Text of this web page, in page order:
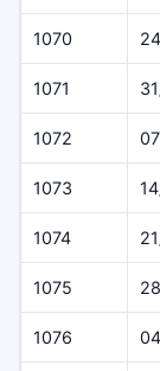
1070
1071
1072
1073
1074
1075
1076